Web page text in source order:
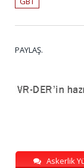
PAYLAŞ.
Askerlik